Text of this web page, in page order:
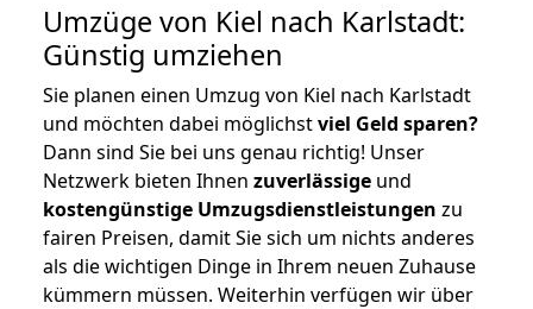
Umzüge von Kiel nach Karlstadt:
Günstig umziehen
Sie planen einen Umzug von Kiel nach Karlstadt
und möchten dabei möglichstviel Geld sparen?
Dann sind Sie bei uns genau richtig! Unser
Netzwerk bieten Ihnen zuverlässige und
kostengünstige Umzugsdienstleistungen zu
fairen Preisen, damit Sie sich um nichts anderes
als die wichtigen Dinge in Ihrem neuen Zuhause
kümmern müssen. Weiterhin verfügen wir über